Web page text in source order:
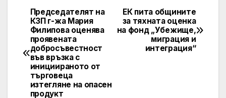
Post
navigation
ЕК пита общините
за тяхната оценка
на фонд „Убежище,
миграция и
интеграция“
Председателят на
КЗП г-жа Мария
Филипова оценява
проявената
добросъвестност
във връзка с
инициираното от
търговеца
изтегляне на опасен
продукт